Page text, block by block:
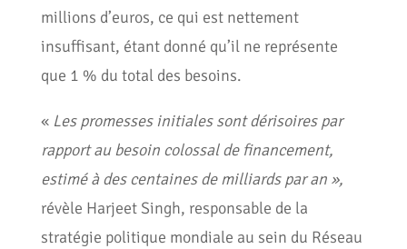
millions d’euros, ce qui est nettement
insuffisant, étant donné qu’il ne représente
que 1 % du total des besoins.
« Les promesses initiales sont dérisoires par
rapport au besoin colossal de financement,
estimé à des centaines de milliards par an »,
révèle Harjeet Singh, responsable de la
stratégie politique mondiale au sein du Réseau